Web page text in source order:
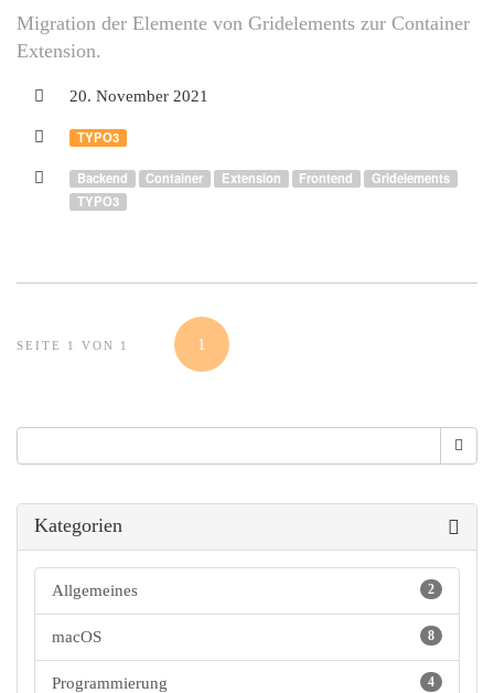
Migration der Elemente von Gridelements zur Container
Extension.
20. November 2021
TYPO3
Backend Container Extension Frontend
Gridelements
TYPO3
SEITE 1 VON 1 1
Kategorien
2
Allgemeines
8
macOS
4
Programmierung